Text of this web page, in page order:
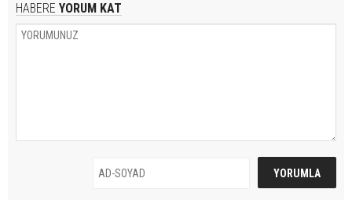
HABERE YORUM KAT